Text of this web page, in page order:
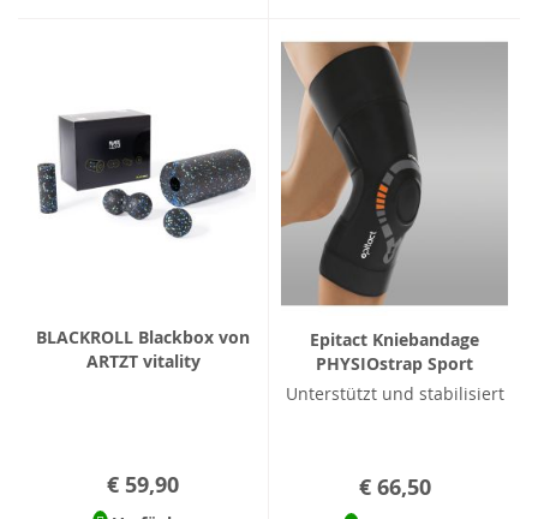
BLACKROLL Blackbox von
ARTZT vitality
€ 59,90
Epitact Kniebandage
PHYSIOstrap Sport
Unterstützt und stabilisiert
€ 66,50